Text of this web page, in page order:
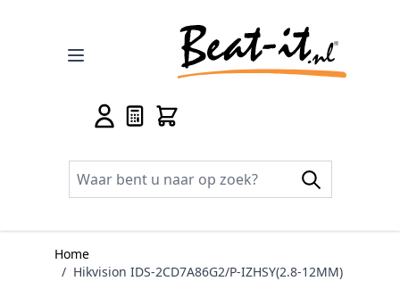
Home
/ Hikvision IDS-2CD7A86G2/P-IZHSY(2.8-12MM)